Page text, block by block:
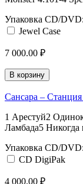
Упаковка CD/DVD:
Jewel Case
7 000.00 ₽
В корзину
Сансара –
1 Арестуй2
Ламбада5 Никогда
Упаковка CD/DVD:
CD DigiPak
4 000.00 ₽